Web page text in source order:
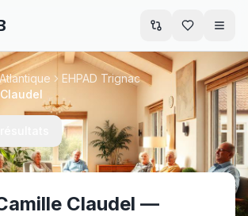
EHPAD Trignac
Claudel —